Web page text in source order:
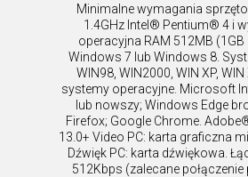
Minimalne wymagania
1.4GHz Intel® Pentium® 4 i
operacyjna RAM 512MB (1GB
Windows 7 lub Windows 8.
WIN98, WIN2000, WIN XP, WIN
systemy operacyjne. Microsoft
lub nowszy; Windows Edge
Firefox; Google Chrome.
13.0+ Video PC: karta graficzna
Dźwięk PC: karta dźwiękowa.
512Kbps (zalecane połączenie